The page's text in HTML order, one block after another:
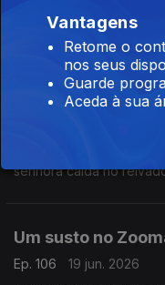
Mais um história
Ajuda de dois
senhora caída no
Um susto no
Ep. 106
19 jun. 2026
Vantagens
Retome o
nos seus
Guarde
Aceda à sua